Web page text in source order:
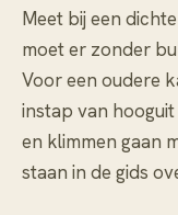
Meet bij een
moet er zonder
Voor een oudere
instap van
en klimmen gaan
staan in de gids